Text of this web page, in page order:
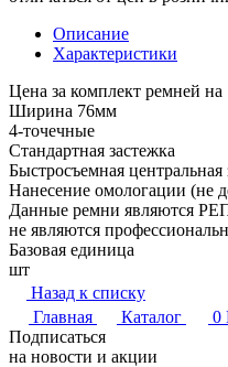
Описание
Характеристики
Цена за комплект ремней на
Ширина 76мм
4-точечные
Стандартная застежка
Быстросъемная
Нанесение омологации (не
Данные ремни являются
не являются
Базовая единица
шт
Назад к списку
Главная
Каталог 0
Подписаться
на новости и акции